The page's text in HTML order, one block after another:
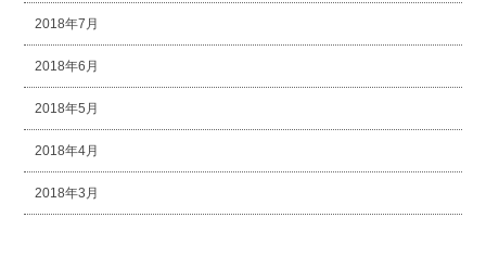
2018年7月
2018年6月
2018年5月
2018年4月
2018年3月